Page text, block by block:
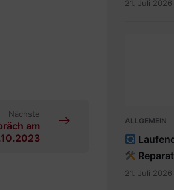
Nächste
am
21. Juli 2026
ALLGEMEIN
21. Juli 2026